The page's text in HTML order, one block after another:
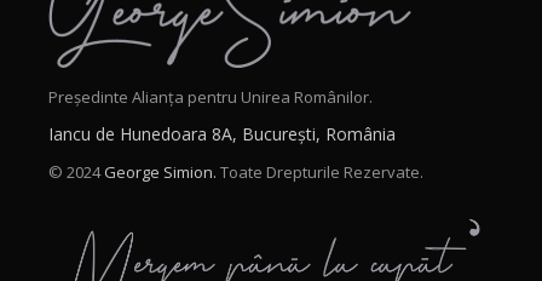
Președinte Alianța pentru Unirea Românilor.
Iancu de Hunedoara 8A, București, România
© 2024George Simion. Toate Drepturile Rezervate.